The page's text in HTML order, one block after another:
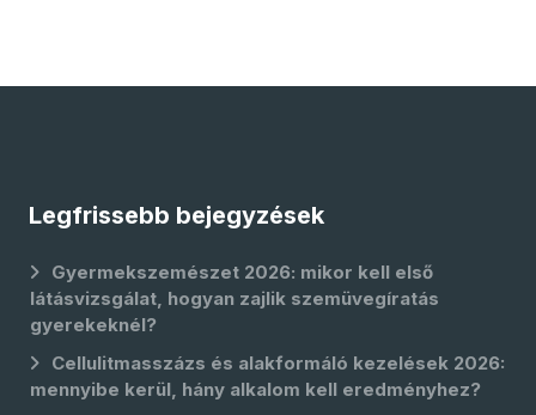
Legfrissebb bejegyzések
Gyermekszemészet 2026: mikor kell első
látásvizsgálat, hogyan zajlik szemüvegíratás
gyerekeknél?
Cellulitmasszázs és alakformáló kezelések 2026:
mennyibe kerül, hány alkalom kell eredményhez?